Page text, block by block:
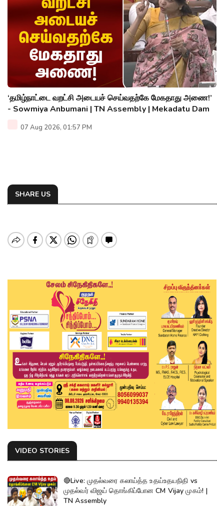
‘தமிழ்நாட்டை வறட்சி அடையச் செய்வதற்கே மேகதாது அணை!’
- Sowmiya Anbumani | TN Assembly | Mekadatu Dam
07 Aug 2026, 01:57 PM
SHARE US
VIDEO STORIES
🔴Live: முதல்வரை கலாய்த்த உதய்உதயநிதி vs
முதல்வர் விஜய் தொங்கிப்போன CM Vijay முகம்! |
TN Assembly